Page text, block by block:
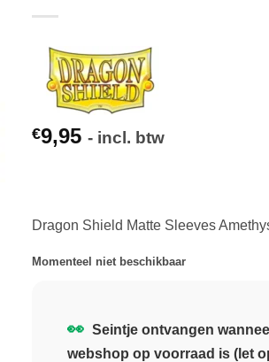
€9,95 - incl. btw
Dragon Shield Matte Sleeves
Momenteel niet beschikbaar
👀 Seintje ontvangen
webshop op voorraad is (let